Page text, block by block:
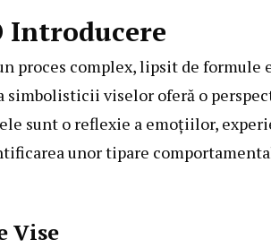
Introducere
proces complex, lipsit de formule
viselor oferă o
sunt o reflexie a emoțiilor,
unor tipare
Vise